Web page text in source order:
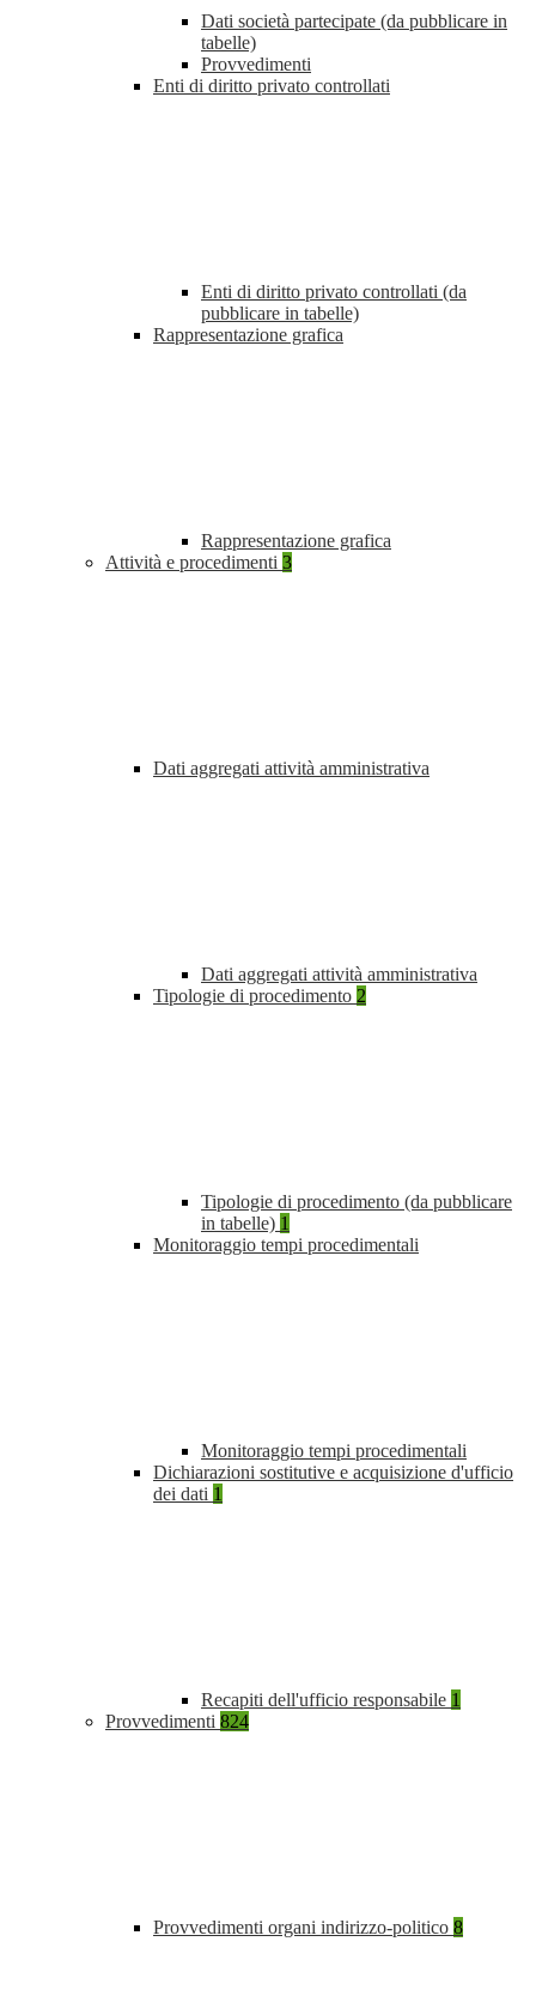
Dati società partecipate (da pubblicare in
tabelle)
Provvedimenti
Enti di diritto privato controllati
Enti di diritto privato controllati (da
pubblicare in tabelle)
Rappresentazione grafica
Rappresentazione grafica
Attività e procedimenti 3
Dati aggregati attività amministrativa
Dati aggregati attività amministrativa
Tipologie di procedimento 2
Tipologie di procedimento (da pubblicare
in tabelle) 1
Monitoraggio tempi procedimentali
Monitoraggio tempi procedimentali
Dichiarazioni sostitutive e acquisizione d'ufficio
dei dati 1
Recapiti dell'ufficio responsabile 1
Provvedimenti 824
Provvedimenti organi indirizzo-politico 8